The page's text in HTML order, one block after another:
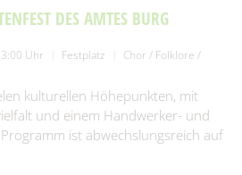
DES AMTES BURG
Uhr Festplatz
Chor / Folklore /
kulturellen Höhepunkten, mit
und einem Handwerker- und
ist abwechslungsreich auf